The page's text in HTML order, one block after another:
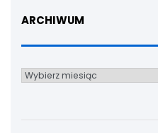
ARCHIWUM
Archiwum